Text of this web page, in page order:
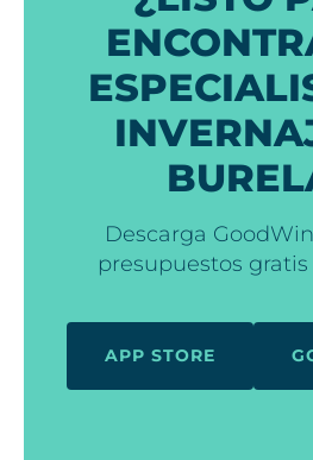
Descarga
presupuestos
APP STORE